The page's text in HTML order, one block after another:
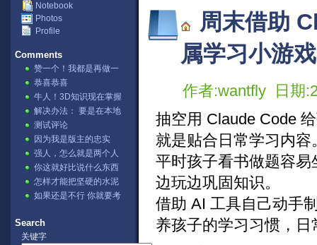
周末借助
属学习小游
作者:wantfly 日期
抽空用 Claude Code
就是贴合日常学习内容
平时孩子看书做题容
边玩边巩固知识。
借助 AI 工具自己动手
养孩子的学习习惯，
Notebook
Photos
Profile
Comments
赞一个！我都是再做一
张表，然后用公式。⊙﹏
⊙b汗
恭喜恭喜
牛人！3D知识现在掌握
的不错哦
解决办法： 要是在本地
IIS测试的话→ ...
测试评论
因为我是版主的忠实
fans啊 哈哈哈[lol]
强人，怎么就是两个人
讨论？
你这就好比说什么东西
可以把石头溶解掉，不
是不可能，...
怎样才能把坚硬的水泥
溶解掉呢。
如果还是不行 你就要考
正确阿？...
Search
关键字